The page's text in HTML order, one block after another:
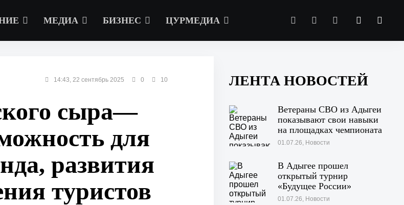
МЕДИА БИЗНЕС ЦУРМЕДИА
14:43, 22 сентябрь 2025 0 10
сыра—
для
развития
туристов
ЛЕНТА НОВОСТЕЙ
Ветераны СВО из Адыгеи
показывают свои навыки
на площадках чемпионата
«Абилимпикс» в Казани
01.07.26, Новости
В Адыгее прошел
открытый турнир
«Будущее России»
01.07.26, Новости